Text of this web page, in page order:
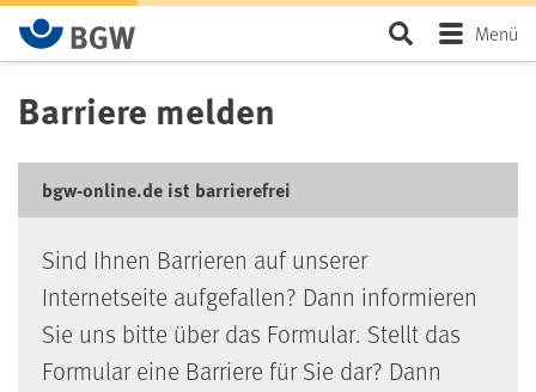
Zum Hauptinhalt springen SeiteMenü
Barriere melden
bgw-online.de ist barrierefrei
Sind Ihnen Barrieren auf unserer
Internetseite aufgefallen? Dann informieren
Sie uns bitte über das Formular. Stellt das
Formular eine Barriere für Sie dar? Dann